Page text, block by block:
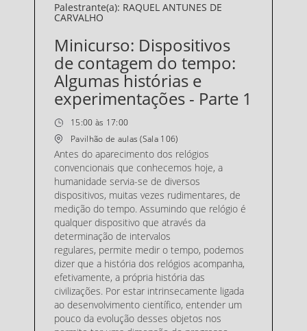
Palestrante(a): RAQUEL ANTUNES DE
CARVALHO
Minicurso: Dispositivos
de contagem do tempo:
Algumas histórias e
experimentações - Parte 1
15:00 às 17:00
Pavilhão de aulas (Sala 106)
Antes do aparecimento dos relógios
convencionais que conhecemos hoje, a
humanidade servia-se de diversos
dispositivos, muitas vezes rudimentares, de
medição do tempo. Assumindo que relógio é
qualquer dispositivo que através da
determinação de intervalos
regulares, permite medir o tempo, podemos
dizer que a história dos relógios acompanha,
efetivamente, a própria história das
civilizações. Por estar intrinsecamente ligada
ao desenvolvimento científico, entender um
pouco da evolução desses objetos nos